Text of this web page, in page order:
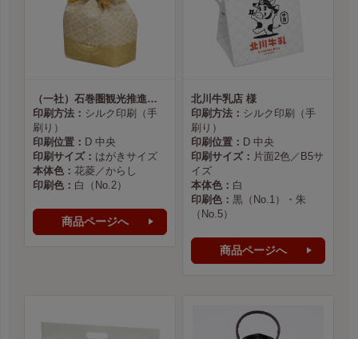
（一社）石巻圏観光推進機構様
印刷方法： シルク印刷（手
刷り）
印刷位置： D 中央
印刷サイズ： はがきサイズ
本体色： 花菱／からし
印刷色： 白（No.2）
商品ページへ
北川牛乳店 様
印刷方法： シルク印刷（手
刷り）
印刷位置： D 中央
印刷サイズ： 片面2色／B5サ
イズ
本体色： 白
印刷色： 黒（No.1）・朱
（No.5）
商品ページへ